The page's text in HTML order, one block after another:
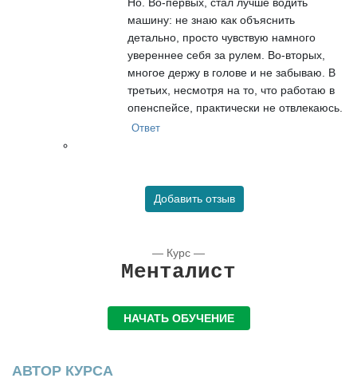
машину: не знаю как объяснить
детально, просто чувствую намного
увереннее себя за рулем. Во-вторых,
многое держу в голове и не забываю. В
третьих, несмотря на то, что работаю в
опенспейсе, практически не отвлекаюсь.
Ответ
Добавить отзыв
— Курс —
Менталист
НАЧАТЬ ОБУЧЕНИЕ
АВТОР КУРСА